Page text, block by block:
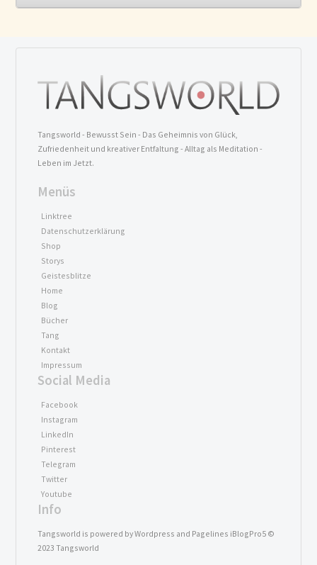
Tangsworld - Bewusst Sein - Das Geheimnis von Glück,
Zufriedenheit und kreativer Entfaltung - Alltag als Meditation -
Leben im Jetzt.
Menüs
Linktree
Datenschutzerklärung
Shop
Storys
Geistesblitze
Home
Blog
Bücher
Tang
Kontakt
Impressum
Social Media
Facebook
Instagram
LinkedIn
Pinterest
Telegram
Twitter
Youtube
Info
Tangsworld is powered by Wordpress and Pagelines iBlogPro5 ©
2023 Tangsworld